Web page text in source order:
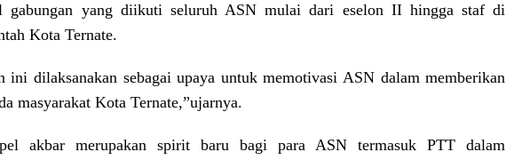
gabungan yang diikuti seluruh ASN mulai dari eselon II hingga staf di
Kota Ternate.
ini dilaksanakan sebagai upaya untuk memotivasi ASN dalam memberikan
masyarakat Kota Ternate,”ujarnya.
akbar merupakan spirit baru bagi para ASN termasuk PTT dalam